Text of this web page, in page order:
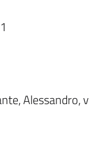
Alessandro,